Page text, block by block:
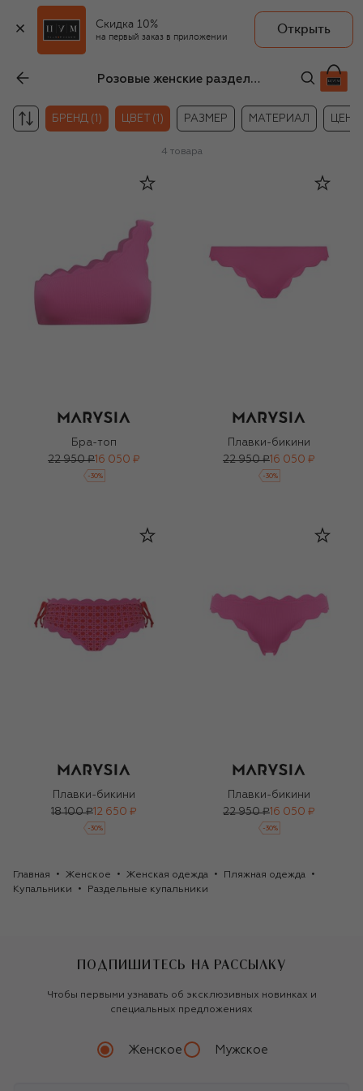
Скидка 10%
на первый заказ в приложении
Открыть
Розовые женские раздельные купальники Marysia
БРЕНД (1) ЦВЕТ (1) РАЗМЕР МАТЕРИАЛ ЦЕНА
4 товара
Бра-топ
22 950 ₽ 16 050 ₽
-30%
Плавки-бикини
22 950 ₽ 16 050 ₽
-30%
Плавки-бикини
18 100 ₽ 12 650 ₽
-30%
Плавки-бикини
22 950 ₽ 16 050 ₽
-30%
Главная Женское Женская одежда
Пляжная одежда
Купальники
Раздельные купальники
ПОДПИШИТЕСЬ НА РАССЫЛКУ
Чтобы первыми узнавать об эксклюзивных новинках и
специальных предложениях
Женское Мужское